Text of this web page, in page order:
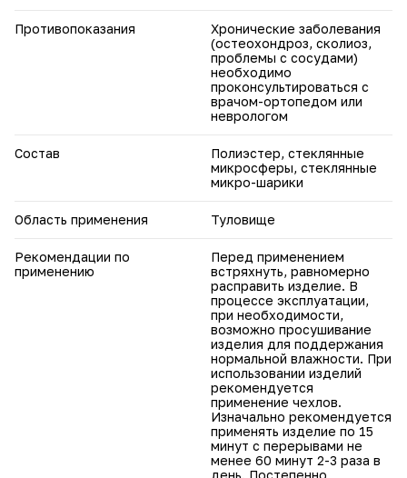
Противопоказания
Хронические заболевания
(остеохондроз, сколиоз,
проблемы с сосудами)
необходимо
проконсультироваться с
врачом-ортопедом или
неврологом
Состав
Полиэстер, стеклянные
микросферы, стеклянные
микро-шарики
Область применения Туловище
Рекомендации по
применению
Перед применением
встряхнуть, равномерно
расправить изделие. В
процессе эксплуатации,
при необходимости,
возможно просушивание
изделия для поддержания
нормальной влажности. При
использовании изделий
рекомендуется
применение чехлов.
Изначально рекомендуется
применять изделие по 15
минут с перерывами не
менее 60 минут 2-3 раза в
день. Постепенно